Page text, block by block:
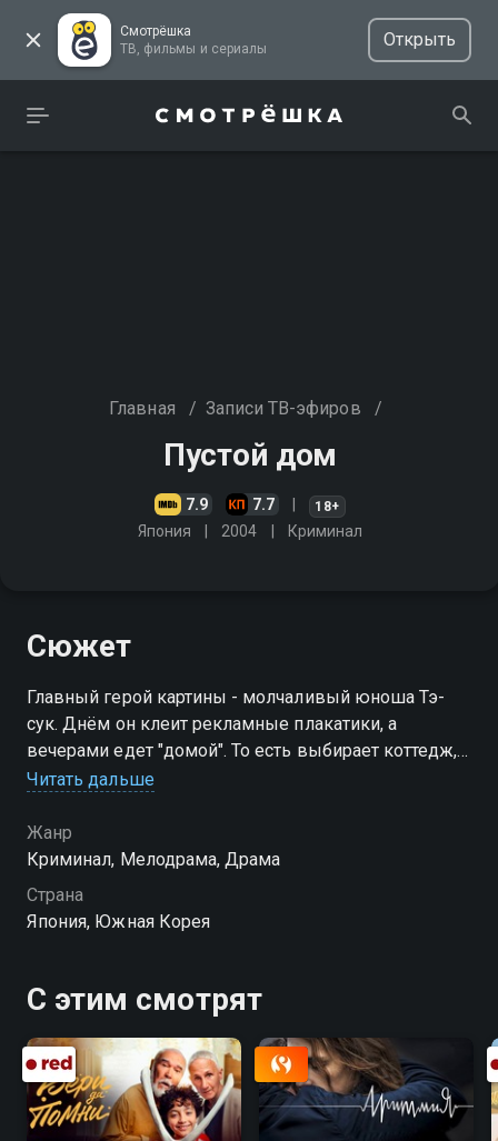
Смотрёшка
ТВ, фильмы и сериалы
Открыть
Главная / Записи ТВ-эфиров /
Пустой дом
7.9 7.7 18+
Япония 2004 Криминал
Сюжет
Главный герой картины - молчаливый юноша Тэ-
сук. Днём он клеит рекламные плакатики, а
вечерами едет "домой". То есть выбирает коттедж,
где временно отсутствуют его владельцы,
этого дома
Читать дальше
Жанр
Криминал, Мелодрама, Драма
Страна
Япония, Южная Корея
С этим смотрят